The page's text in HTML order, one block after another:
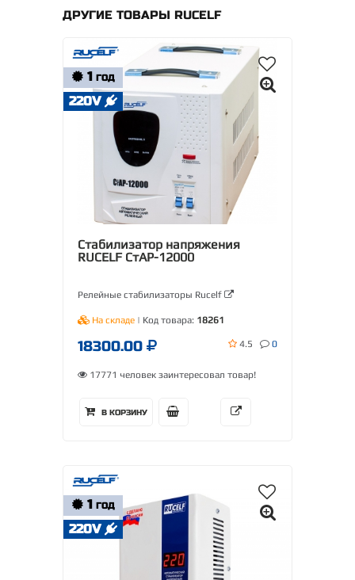
ДРУГИЕ ТОВАРЫ RUCELF
1 ГОД
220V
Стабилизатор напряжения
RUCELF СтАР-12000
Релейные стабилизаторы Rucelf
На складе | Код товара: 18261
18300.00 4.5 0
17771 человек заинтересовал товар!
В КОРЗИНУ
1 ГОД
220V